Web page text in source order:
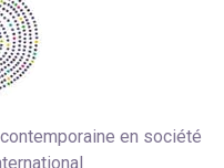
en société